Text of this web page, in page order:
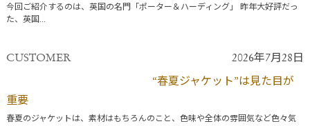
今回ご紹介するのは、英国の名門「ポーター＆ハーディング」 昨年大好評だっ
た、英国...
CUSTOMER 2026年7月28日
“春夏ジャケット”は見た目が
重要
春夏のジャケットは、素材はもちろんのこと、色味や全体の雰囲気など色々気